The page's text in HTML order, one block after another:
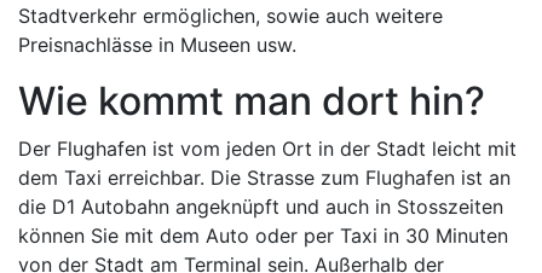
Stadtverkehr ermöglichen, sowie auch weitere
Preisnachlässe in Museen usw.
Wie kommt man dort hin?
Der Flughafen ist vom jeden Ort in der Stadt leicht mit
dem Taxi erreichbar. Die Strasse zum Flughafen ist an
die D1 Autobahn angeknüpft und auch in Stosszeiten
können Sie mit dem Auto oder per Taxi in 30 Minuten
von der Stadt am Terminal sein. Außerhalb der